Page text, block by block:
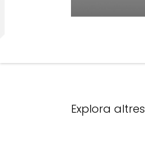
Explora altres